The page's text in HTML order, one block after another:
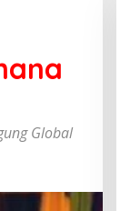
Global